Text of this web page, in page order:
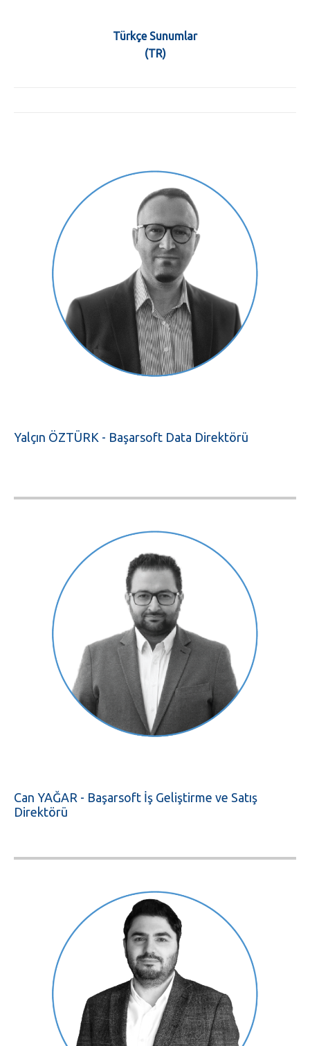
Türkçe Sunumlar
(TR)
Yalçın ÖZTÜRK - Başarsoft Data Direktörü
Can YAĞAR - Başarsoft İş Geliştirme ve Satış
Direktörü